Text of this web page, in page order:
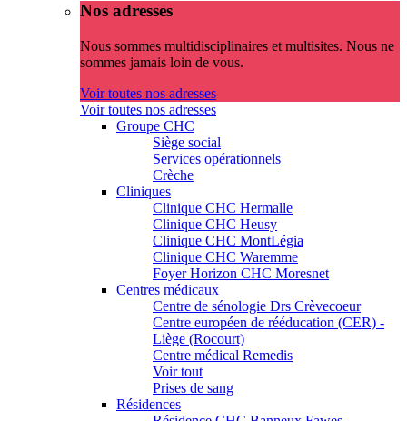
Nos adresses
Nous sommes multidisciplinaires et multisites. Nous ne
sommes jamais loin de vous.
Voir toutes nos adresses
Voir toutes nos adresses
Groupe CHC
Siège social
Services opérationnels
Crèche
Cliniques
Clinique CHC Hermalle
Clinique CHC Heusy
Clinique CHC MontLégia
Clinique CHC Waremme
Foyer Horizon CHC Moresnet
Centres médicaux
Centre de sénologie Drs Crèvecoeur
Centre européen de rééducation (CER) -
Liège (Rocourt)
Centre médical Remedis
Voir tout
Prises de sang
Résidences